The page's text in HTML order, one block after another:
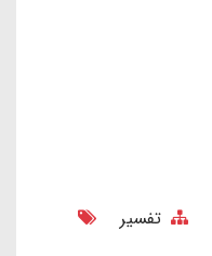
تفسیر